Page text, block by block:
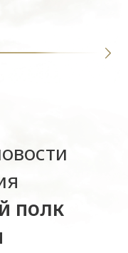
полк